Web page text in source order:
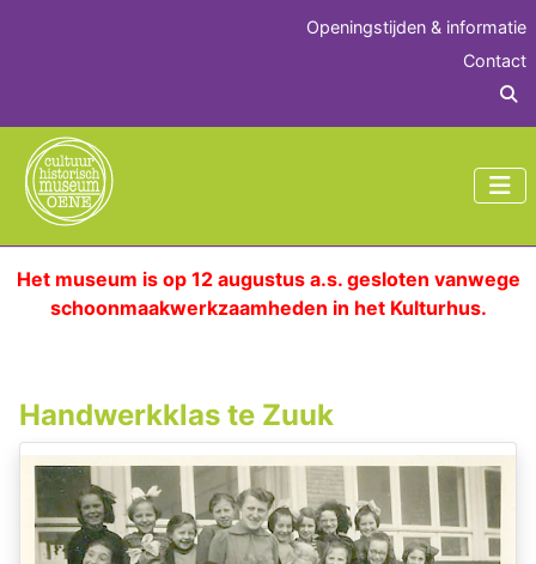
Openingstijden & informatie
Contact
Het museum is op 12 augustus a.s. gesloten vanwege
schoonmaakwerkzaamheden in het Kulturhus.
Handwerkklas te Zuuk